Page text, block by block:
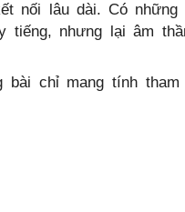
nối lâu dài. Có những
tiếng, nhưng lại âm
bài chỉ mang tính tham